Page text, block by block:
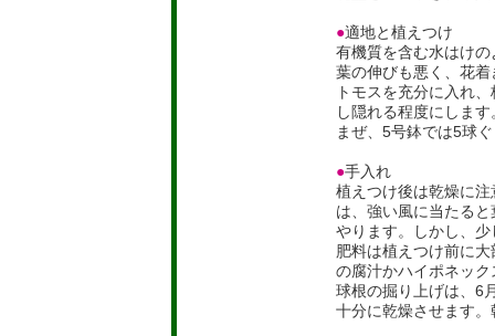
●適地と植えつけ
有機質を含む水はけ
葉の伸びも悪く、花
トモスを充分に入れ
し隠れる程度にしま
まぜ、5号鉢では5球
●手入れ
植えつけ後は乾燥に
は、強い風に当たる
やります。しかし、
肥料は植えつけ前に
の腐汁かハイポネッ
球根の掘り上げは、6
十分に乾燥させます